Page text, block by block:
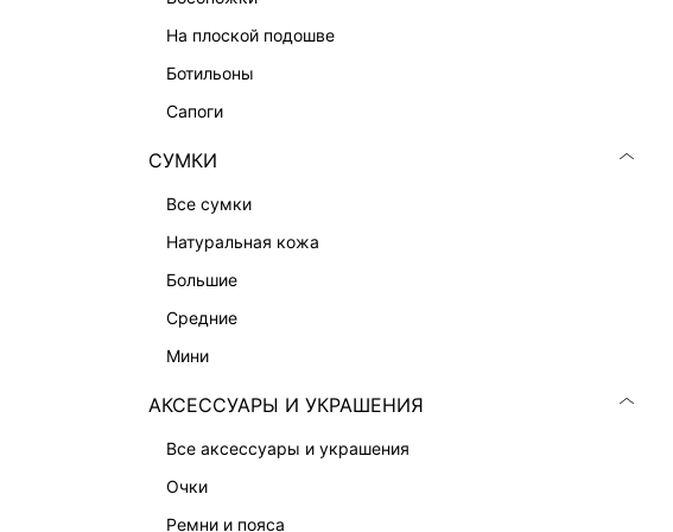
на плоской подошве
ботильоны
сапоги
СУМКИ
все сумки
натуральная кожа
большие
средние
мини
АКСЕССУАРЫ И УКРАШЕНИЯ
все аксессуары и украшения
очки
ремни и пояса
ФИНАЛЬНАЯ РАСПРОДАЖА
ПОДАРОЧНЫЕ СЕРТИФИКАТЫ
БАЛЬЗАМЫ-ТИНТЫ